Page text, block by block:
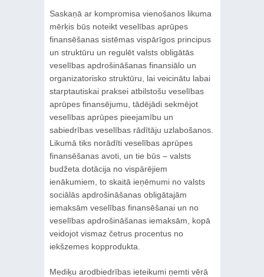
Saskaņā ar kompromisa vienošanos likuma
mērķis būs noteikt veselības aprūpes
finansēšanas sistēmas vispārīgos principus
un struktūru un regulēt valsts obligātās
veselības apdrošināšanas finansiālo un
organizatorisko struktūru, lai veicinātu labai
starptautiskai praksei atbilstošu veselības
aprūpes finansējumu, tādējādi sekmējot
veselības aprūpes pieejamību un
sabiedrības veselības rādītāju uzlabošanos.
Likumā tiks norādīti veselības aprūpes
finansēšanas avoti, un tie būs – valsts
budžeta dotācija no vispārējiem
ienākumiem, to skaitā ieņēmumi no valsts
sociālās apdrošināšanas obligātajām
iemaksām veselības finansēšanai un no
veselības apdrošināšanas iemaksām, kopā
veidojot vismaz četrus procentus no
iekšzemes kopprodukta.
Mediķu arodbiedrības ieteikumi ņemti vērā